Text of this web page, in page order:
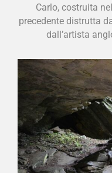
Carlo, costruita
precedente distrutta
dall’artista